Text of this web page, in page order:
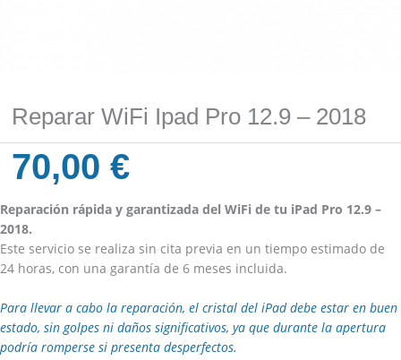
Reparar WiFi Ipad Pro 12.9 – 2018
70,00€
Reparación rápida y garantizada del WiFi de tu iPad Pro 12.9 –
2018.
Este servicio se realiza sin cita previa en un tiempo estimado de
24 horas, con una garantía de 6 meses incluida.
Para llevar a cabo la reparación, el cristal del iPad debe estar en buen
estado, sin golpes ni daños significativos, ya que durante la apertura
podría romperse si presenta desperfectos.